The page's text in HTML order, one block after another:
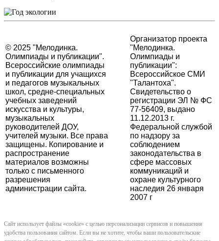
© 2025 "Мелодинка.
Олимпиады и публикации".
Всероссийские олимпиады
и публикации для учащихся
и педагогов музыкальных
школ, средне-специальных
учебных заведений
искусства и культуры,
музыкальных
руководителей ДОУ,
учителей музыки. Все права
защищены. Копирование и
распространение
материалов возможны
только с письменного
разрешения
администрации сайта.
Организатор проекта
"Мелодинка.
Олимпиады и
публикации":
Всероссийское СМИ
"Талантоха".
Свидетельство о
регистрации ЭЛ № ФС
77-56409, выдано
11.12.2013 г.
Федеральной службой
по надзору за
соблюдением
законодательства в
сфере массовых
коммуникаций и
охране культурного
наследия 26 января
2007 г
Сайт использует файлы «cookie» с целью персонализации сервисов и повышения
удобства пользования сайтом. Если вы не хотите, чтобы ваши пользовательские